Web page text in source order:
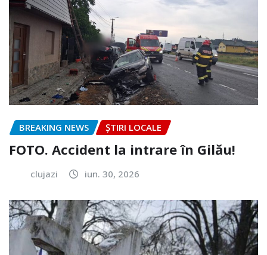
BREAKING NEWS ȘTIRI LOCALE
FOTO. Accident la intrare în Gilău!
clujazi iun. 30, 2026